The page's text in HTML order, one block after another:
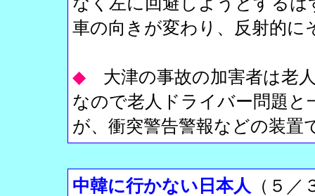
車の向きが変わり、反射的に
◆ 大津の事故の加害者は老
なので老人ドライバー問題
が、衝突警告警報などの装置
中韓に行かない日本人
（５／